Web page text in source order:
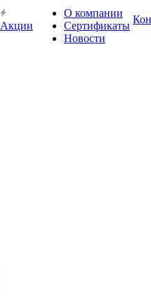
Акции
О компании
Сертификаты
Новости